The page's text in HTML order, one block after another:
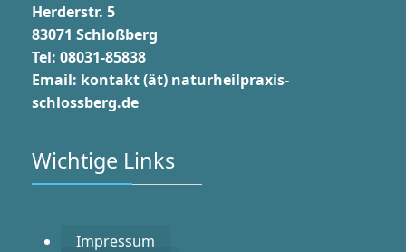
Herderstr. 5
83071 Schloßberg
Tel: 08031-85838
Email: kontakt (ät) naturheilpraxis-
schlossberg.de
Wichtige Links
Impressum